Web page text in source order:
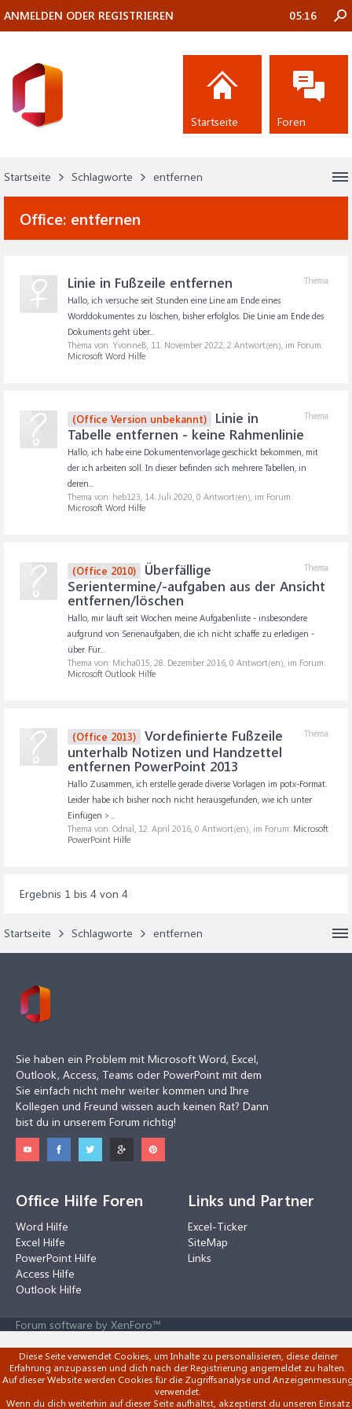
Startseite Schlagworte entfernen
Office: entfernen
Thema
Linie in Fußzeile entfernen
Hallo, ich versuche seit Stunden eine Line am Ende eines
Worddokumentes zu löschen, bisher erfolglos. Die Linie am Ende des
Dokuments geht über...
Thema von: YvonneB, 11. November 2022, 2 Antwort(en), im Forum:
Microsoft Word Hilfe
Thema
(Office Version unbekannt)
Linie in
Tabelle entfernen - keine Rahmenlinie
Hallo, ich habe eine Dokumentenvorlage geschickt bekommen, mit
der ich arbeiten soll. In dieser befinden sich mehrere Tabellen, in
deren...
Thema von: heb123, 14. Juli 2020, 0 Antwort(en), im Forum:
Microsoft Word Hilfe
Thema
(Office 2010)
Überfällige
Serientermine/-aufgaben aus der Ansicht
entfernen/löschen
Hallo, mir läuft seit Wochen meine Aufgabenliste - insbesondere
aufgrund von Serienaufgaben, die ich nicht schaffe zu erledigen -
über. Für...
Thema von: Micha015, 28. Dezember 2016, 0 Antwort(en), im Forum:
Microsoft Outlook Hilfe
Thema
(Office 2013)
Vordefinierte Fußzeile
unterhalb Notizen und Handzettel
entfernen PowerPoint 2013
Hallo Zusammen, ich erstelle gerade diverse Vorlagen im potx-Format.
Leider habe ich bisher noch nicht herausgefunden, wie ich unter
Einfügen >...
Thema von: Odnal, 12. April 2016, 0 Antwort(en), im Forum: Microsoft
PowerPoint Hilfe
Ergebnis 1 bis 4 von 4
Startseite Schlagworte entfernen
ANMELDEN ODER REGISTRIEREN 05:16
Startseite Foren
Sie haben ein Problem mit Microsoft Word, Excel,
Outlook, Access, Teams oder PowerPoint mit dem
Sie einfach nicht mehr weiter kommen und Ihre
Kollegen und Freund wissen auch keinen Rat? Dann
bist du in unserem Forum richtig!
Office Hilfe Foren
Word Hilfe
Excel Hilfe
PowerPoint Hilfe
Access Hilfe
Outlook Hilfe
Links und Partner
Excel-Ticker
SiteMap
Links
Forum software by XenForo™
Diese Seite verwendet Cookies, um Inhalte zu personalisieren, diese deiner
Erfahrung anzupassen und dich nach der Registrierung angemeldet zu halten.
Auf dieser Website werden Cookies für die Zugriffsanalyse und
verwendet.
Wenn du dich weiterhin auf dieser Seite aufhältst, akzeptierst du unseren Einsatz